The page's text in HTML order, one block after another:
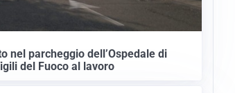
nel parcheggio dell’Ospedale di
del Fuoco al lavoro